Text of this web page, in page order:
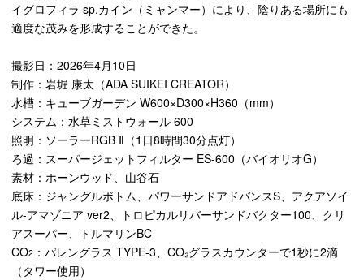
イグロフィラ sp.カイン（ミャンマー）により、陰りある場所にも
適度な茂みを形成することができた。
撮影日：2026年4月10日
制作：岩堀 康太（ADA SUIKEI CREATOR）
水槽：キューブガーデン W600×D300×H360（mm）
システム：水草ミストウォール 600
照明：ソーラーRGB Ⅱ（1日8時間30分点灯）
ろ過：スーパージェットフィルター ES-600（バイオリオG）
素材：ホーンウッド、山谷石
底床：ジャングルボトム、パワーサンドアドバンスS、アクアソイ
ル-アマゾニア ver2、トロピカルリバーサンドバクター100、クリ
アスーパー、トルマリンBC
CO2 ：パレングラス TYPE-3、CO₂グラスカウンターで1秒に2滴
（タワー使用）